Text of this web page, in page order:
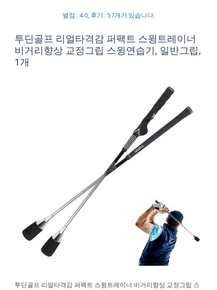
별점 : 4.0, 후기 : 57개가 있습니다.
투딘골프 리얼타격감 퍼팩트 스윙트레이너
비거리향상 교정그립 스윙연습기, 일반그립,
1개
투딘골프 리얼타격감 퍼팩트 스윙트레이너 비거리향상 교정그립 스